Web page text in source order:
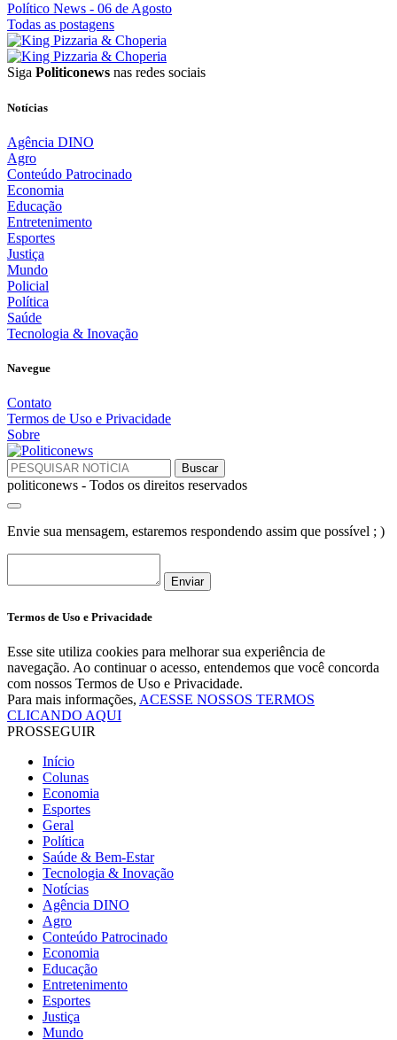
Político News - 06 de Agosto
Todas as postagens
Siga Politiconews nas redes sociais
Notícias
Agência DINO
Agro
Conteúdo Patrocinado
Economia
Educação
Entretenimento
Esportes
Justiça
Mundo
Policial
Política
Saúde
Tecnologia & Inovação
Navegue
Contato
Termos de Uso e Privacidade
Sobre
politiconews - Todos os direitos reservados
Envie sua mensagem, estaremos respondendo assim que possível ; )
Enviar
Termos de Uso e Privacidade
Esse site utiliza cookies para melhorar sua experiência de
navegação. Ao continuar o acesso, entendemos que você concorda
com nossos Termos de Uso e Privacidade.
Para mais informações, ACESSE NOSSOS TERMOS
CLICANDO AQUI
PROSSEGUIR
Início
Colunas
Economia
Esportes
Geral
Política
Saúde & Bem-Estar
Tecnologia & Inovação
Notícias
Agência DINO
Agro
Conteúdo Patrocinado
Economia
Educação
Entretenimento
Esportes
Justiça
Mundo